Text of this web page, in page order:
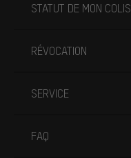
STATUT DE MON COLIS
RÉVOCATION
SERVICE
FAQ